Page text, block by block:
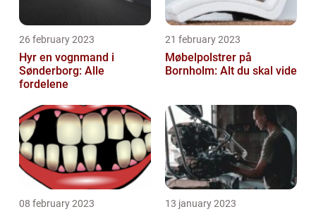
26 february 2023
Hyr en vognmand i
Sønderborg: Alle
fordelene
21 february 2023
Møbelpolstrer på
Bornholm: Alt du skal vide
08 february 2023 13 january 2023